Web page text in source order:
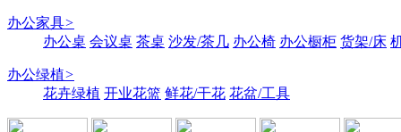
办公家具>
办公桌 会议桌 茶桌 沙发/茶几 办公椅 办公橱柜 货架/床
办公绿植>
花卉绿植 开业花篮 鲜花/干花 花盆/工具